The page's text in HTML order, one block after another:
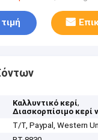
Καλλυντικό κερί,
Διασκορπίσιμο κερί
T/T, Paypal, Western